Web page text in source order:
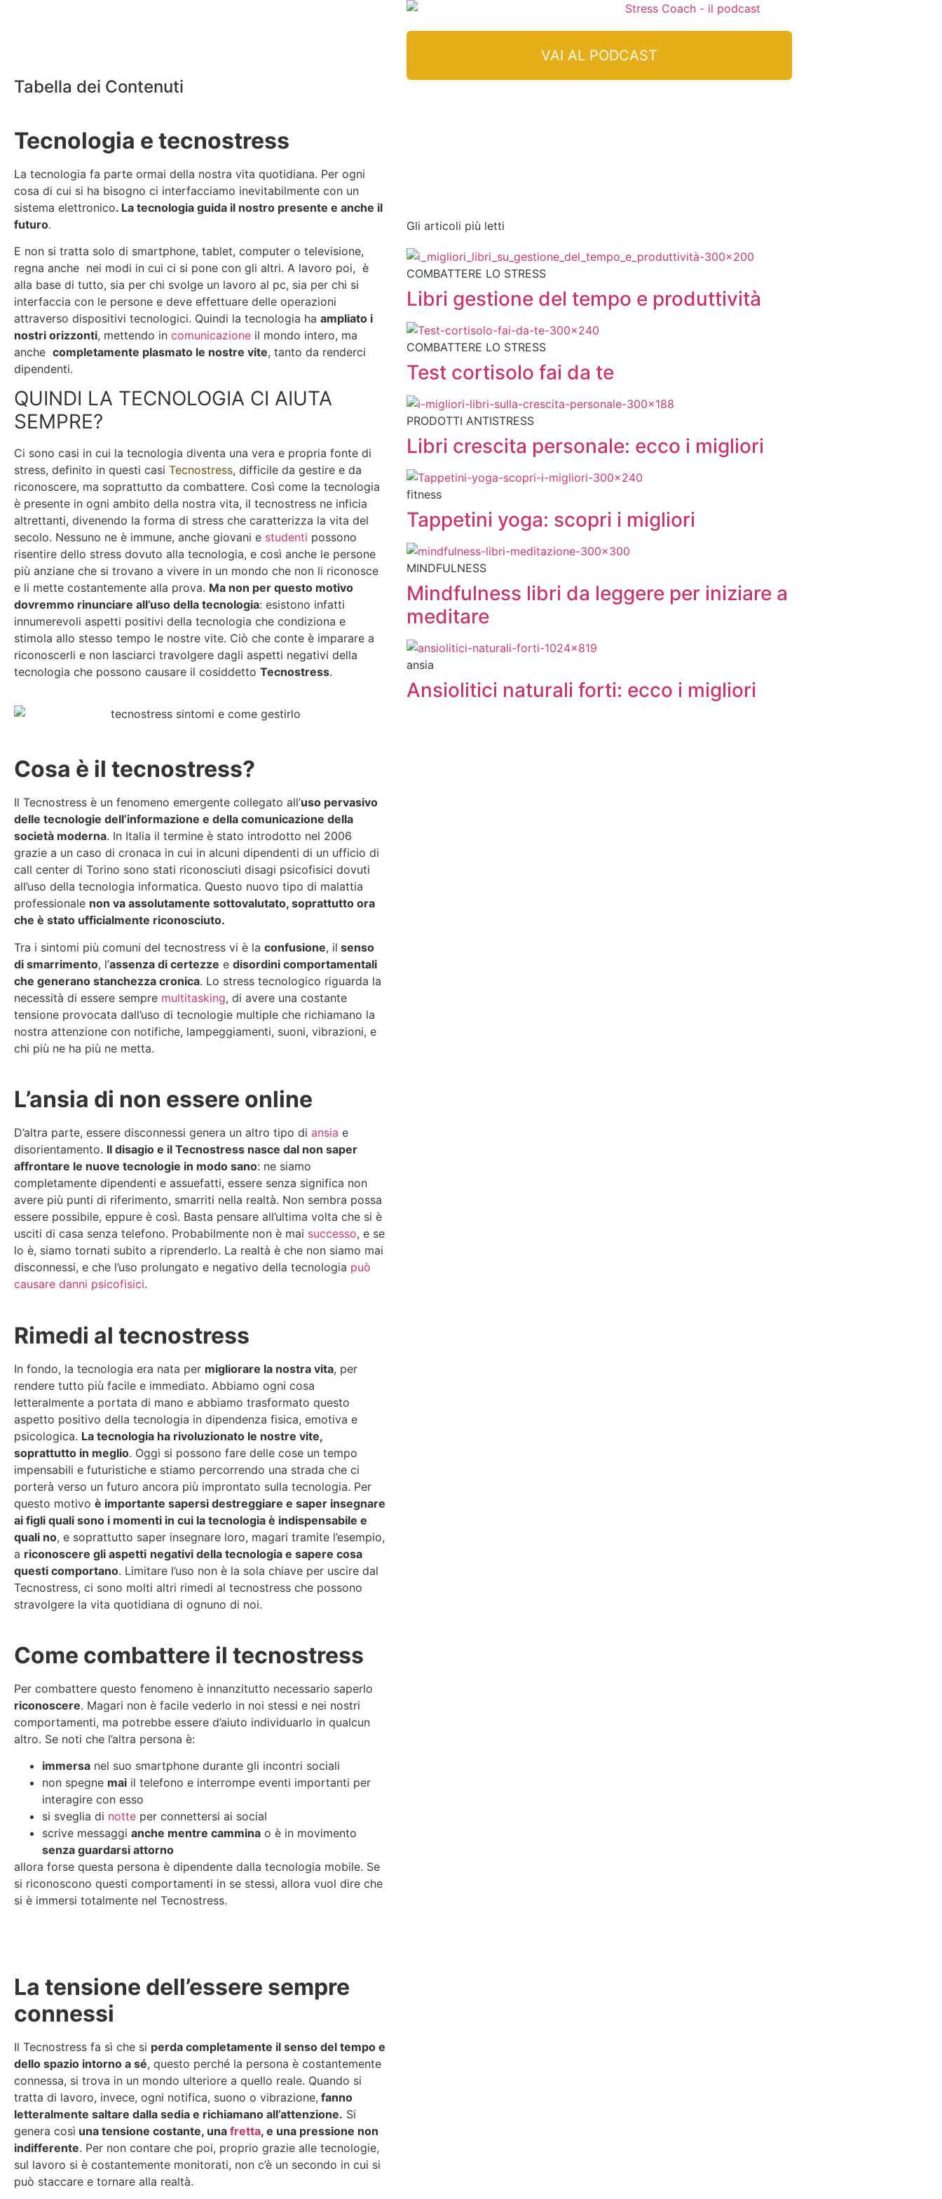
Tabella dei Contenuti
Tecnologia e tecnostress
La tecnologia fa parte ormai della nostra vita quotidiana. Per ogni
cosa di cui si ha bisogno ci interfacciamo inevitabilmente con un
sistema elettronico. La tecnologia guida il nostro presente e anche il
futuro.
E non si tratta solo di smartphone, tablet, computer o televisione,
regna anche nei modi in cui ci si pone con gli altri. A lavoro poi, è
alla base di tutto, sia per chi svolge un lavoro al pc, sia per chi si
interfaccia con le persone e deve effettuare delle operazioni
attraverso dispositivi tecnologici. Quindi la tecnologia ha ampliato i
nostri orizzonti, mettendo in comunicazione il mondo intero, ma
anche completamente plasmato le nostre vite, tanto da renderci
dipendenti.
QUINDI LA TECNOLOGIA CI AIUTA
SEMPRE?
Ci sono casi in cui la tecnologia diventa una vera e propria fonte di
stress, definito in questi casi Tecnostress, difficile da gestire e da
riconoscere, ma soprattutto da combattere. Così come la tecnologia
è presente in ogni ambito della nostra vita, il tecnostress ne inficia
altrettanti, divenendo la forma di stress che caratterizza la vita del
secolo. Nessuno ne è immune, anche giovani e studenti possono
risentire dello stress dovuto alla tecnologia, e così anche le persone
più anziane che si trovano a vivere in un mondo che non li riconosce
e li mette costantemente alla prova. Ma non per questo motivo
dovremmo rinunciare all’uso della tecnologia: esistono infatti
innumerevoli aspetti positivi della tecnologia che condiziona e
stimola allo stesso tempo le nostre vite. Ciò che conte è imparare a
riconoscerli e non lasciarci travolgere dagli aspetti negativi della
tecnologia che possono causare il cosiddetto Tecnostress.
Cosa è il tecnostress?
Il Tecnostress è un fenomeno emergente collegato all’uso pervasivo
delle tecnologie dell’informazione e della comunicazione della
società moderna. In Italia il termine è stato introdotto nel 2006
grazie a un caso di cronaca in cui in alcuni dipendenti di un ufficio di
call center di Torino sono stati riconosciuti disagi psicofisici dovuti
all’uso della tecnologia informatica. Questo nuovo tipo di malattia
professionale non va assolutamente sottovalutato, soprattutto ora
che è stato ufficialmente riconosciuto.
Tra i sintomi più comuni del tecnostress vi è la confusione, il senso
di smarrimento, l’assenza di certezze e disordini comportamentali
che generano stanchezza cronica. Lo stress tecnologico riguarda la
necessità di essere sempre multitasking, di avere una costante
tensione provocata dall’uso di tecnologie multiple che richiamano la
nostra attenzione con notifiche, lampeggiamenti, suoni, vibrazioni, e
chi più ne ha più ne metta.
L’ansia di non essere online
D’altra parte, essere disconnessi genera un altro tipo di ansia e
disorientamento. Il disagio e il Tecnostress nasce dal non saper
affrontare le nuove tecnologie in modo sano: ne siamo
completamente dipendenti e assuefatti, essere senza significa non
avere più punti di riferimento, smarriti nella realtà. Non sembra possa
essere possibile, eppure è così. Basta pensare all’ultima volta che si è
usciti di casa senza telefono. Probabilmente non è mai successo, e se
lo è, siamo tornati subito a riprenderlo. La realtà è che non siamo mai
disconnessi, e che l’uso prolungato e negativo della tecnologia può
causare danni psicofisici.
Rimedi al tecnostress
In fondo, la tecnologia era nata per migliorare la nostra vita, per
rendere tutto più facile e immediato. Abbiamo ogni cosa
letteralmente a portata di mano e abbiamo trasformato questo
aspetto positivo della tecnologia in dipendenza fisica, emotiva e
psicologica. La tecnologia ha rivoluzionato le nostre vite,
soprattutto in meglio. Oggi si possono fare delle cose un tempo
impensabili e futuristiche e stiamo percorrendo una strada che ci
porterà verso un futuro ancora più improntato sulla tecnologia. Per
questo motivo è importante sapersi destreggiare e saper insegnare
ai figli quali sono i momenti in cui la tecnologia è indispensabile e
quali no, e soprattutto saper insegnare loro, magari tramite l’esempio,
a riconoscere gli aspetti negativi della tecnologia e sapere cosa
questi comportano. Limitare l’uso non è la sola chiave per uscire dal
Tecnostress, ci sono molti altri rimedi al tecnostress che possono
stravolgere la vita quotidiana di ognuno di noi.
Come combattere il tecnostress
Per combattere questo fenomeno è innanzitutto necessario saperlo
riconoscere. Magari non è facile vederlo in noi stessi e nei nostri
comportamenti, ma potrebbe essere d’aiuto individuarlo in qualcun
altro. Se noti che l’altra persona è:
immersa nel suo smartphone durante gli incontri sociali
non spegne mai il telefono e interrompe eventi importanti per
interagire con esso
si sveglia di notte per connettersi ai social
scrive messaggi anche mentre cammina o è in movimento
senza guardarsi attorno
allora forse questa persona è dipendente dalla tecnologia mobile. Se
si riconoscono questi comportamenti in se stessi, allora vuol dire che
si è immersi totalmente nel Tecnostress.
La tensione dell’essere sempre
connessi
Il Tecnostress fa sì che si perda completamente il senso del tempo e
dello spazio intorno a sé, questo perché la persona è costantemente
connessa, si trova in un mondo ulteriore a quello reale. Quando si
tratta di lavoro, invece, ogni notifica, suono o vibrazione, fanno
letteralmente saltare dalla sedia e richiamano all’attenzione. Si
genera così una tensione costante, una fretta, e una pressione non
indifferente. Per non contare che poi, proprio grazie alle tecnologie,
sul lavoro si è costantemente monitorati, non c’è un secondo in cui si
può staccare e tornare alla realtà.
VAI AL PODCAST
Gli articoli più letti
COMBATTERE LO STRESS
Libri gestione del tempo e produttività
COMBATTERE LO STRESS
Test cortisolo fai da te
PRODOTTI ANTISTRESS
Libri crescita personale: ecco i migliori
fitness
Tappetini yoga: scopri i migliori
MINDFULNESS
Mindfulness libri da leggere per iniziare a
meditare
ansia
Ansiolitici naturali forti: ecco i migliori